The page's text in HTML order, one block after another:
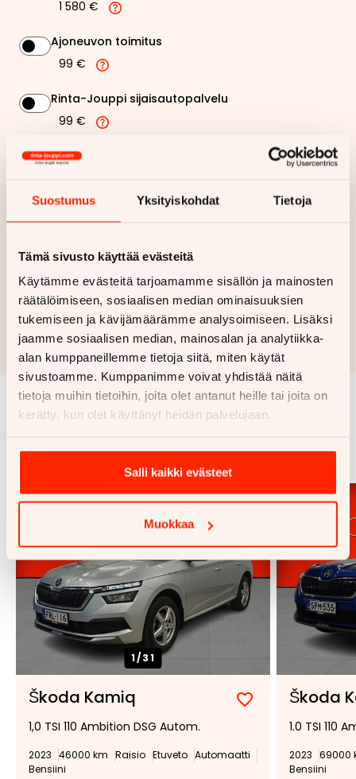
Suostumus Yksityiskohdat Tietoja
Tämä sivusto käyttää evästeitä
Käytämme evästeitä tarjoamamme sisällön ja mainosten
räätälöimiseen, sosiaalisen median ominaisuuksien
tukemiseen ja kävijämäärämme analysoimiseen. Lisäksi
jaamme sosiaalisen median, mainosalan ja analytiikka-
alan kumppaneillemme tietoja siitä, miten käytät
sivustoamme. Kumppanimme voivat yhdistää näitä
tietoja muihin tietoihin, joita olet antanut heille tai joita on
kerätty, kun olet käyttänyt heidän palvelujaan.
Salli kaikki evästeet
Muokkaa
1 580 €
Ajoneuvon toimitus
99 €
Rinta-Jouppi sijaisautopalvelu
99 €
Näytähintaerittely
Haluan myös tarjouksen vakuutuksesta
Hae rahoitustarjous
Rahoituslaskelma on suuntaa antava ja edellyttää hyväksytyn
luottopäätöksen ja kaskovakuutuksen.
Samankaltaisia ajoneuvoja
Katso kaikki
1/31
Škoda Kamiq
Lisää
suosikiksi
Poista
suosikeista
1,0 TSI 110 Ambition DSG Autom.
2023 46000 km Raisio Etuveto Automaatti
Bensiini
Škoda
1.0 TSI 110
2023 69000
Bensiini